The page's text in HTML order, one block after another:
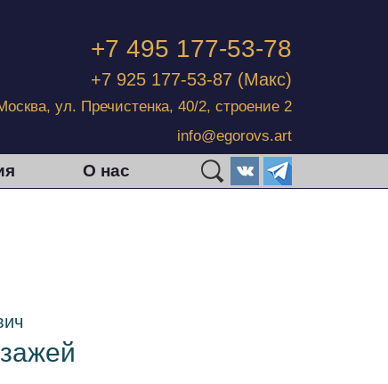
+7 495 177-53-78
+7 925 177-53-87 (Макс)
ул. Пречистенка, 40/2, строение 2
info@egorovs.art
О нас